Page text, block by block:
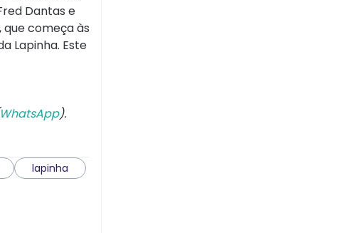
Dantas e
começa às
Lapinha. Este
WhatsApp).
lapinha